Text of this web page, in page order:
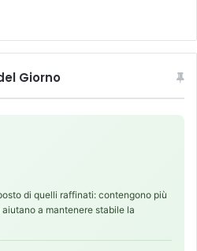
Giorno
di quelli raffinati: contengono più
a mantenere stabile la